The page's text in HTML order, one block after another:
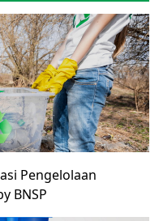
Pengelolaan
BNSP